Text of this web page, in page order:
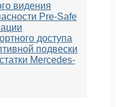
видения
Pre-Safe
доступа
подвески
Mercedes-